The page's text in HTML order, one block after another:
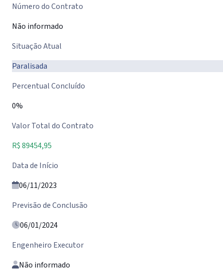
Número do Contrato
Não informado
Situação Atual
Paralisada
Percentual Concluído
0%
Valor Total do Contrato
R$ 89454,95
Data de Início
06/11/2023
Previsão de Conclusão
06/01/2024
Engenheiro Executor
Não informado